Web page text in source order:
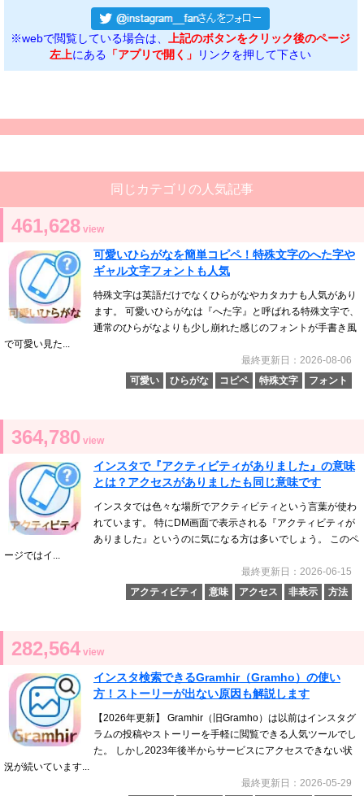
※webで閲覧している場合は、上記のボタンをクリック後のページ
左上にある 「アプリで開く」 リンクを押して下さい
同じカテゴリの人気記事
461,628 view
可愛いひらがなを簡単コピペ！特殊文字のへた字や
ギャル文字フォントも人気
特殊文字は英語だけでなくひらがなやカタカナも人気があり
ます。 可愛いひらがなは『へた字』と呼ばれる特殊文字で、
通常のひらがなよりも少し崩れた感じのフォントが手書き風
で可愛い見た...
最終更新日：2026-08-06
可愛い
ひらがな コピペ 特殊文字 フォント
364,780 view
インスタで『アクティビティがありました』の意味
とは？アクセスがありましたも同じ意味です
インスタでは色々な場所でアクティビティという言葉が使わ
れています。 特にDM画面で表示される『アクティビティが
ありました』というのに気になる方は多いでしょう。 このペ
ージではイ...
最終更新日：2026-06-15
アクティビティ
意味 アクセス 非表示 方法
282,564 view
インスタ検索できるGramhir（Gramho）の使い
方！ストーリーが出ない原因も解説します
【2026年更新】 Gramhir（旧Gramho）は以前はインスタグ
ラムの投稿やストーリーを手軽に閲覧できる人気ツールでし
た。 しかし2023年後半からサービスにアクセスできない状
況が続いています...
最終更新日：2026-05-29